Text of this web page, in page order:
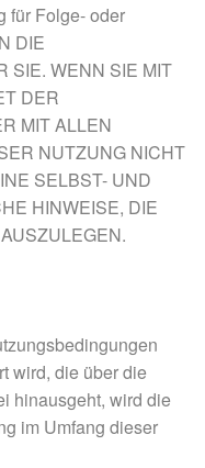
für Folge- oder
DIE
SIE. WENN SIE MIT
DER
MIT ALLEN
NUTZUNG NICHT
SELBST- UND
HINWEISE, DIE
wird, die über die
hinausgeht, wird die
im Umfang dieser